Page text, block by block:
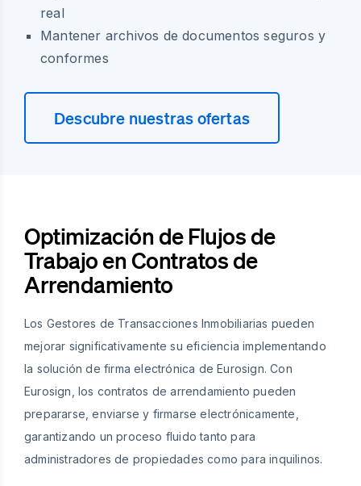
real
Mantener archivos de documentos seguros y
conformes
Descubre nuestras ofertas
Optimización de Flujos de
Trabajo en Contratos de
Arrendamiento
Los Gestores de Transacciones Inmobiliarias pueden
mejorar significativamente su eficiencia implementando
la solución de firma electrónica de Eurosign. Con
Eurosign, los contratos de arrendamiento pueden
prepararse, enviarse y firmarse electrónicamente,
garantizando un proceso fluido tanto para
administradores de propiedades como para inquilinos.